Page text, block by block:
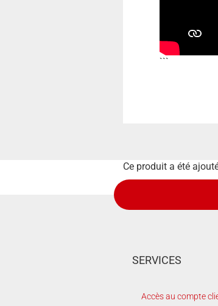
```
Ce produit a été
SERVICES
Accès au compte